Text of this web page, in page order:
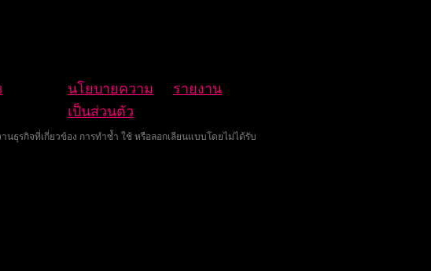
นโยบายความ
เป็นส่วนตัว
รายงาน
รกิจที่เกี่ยวข้อง การทำซ้ำ ใช้ หรือลอกเลียนแบบโดยไม่ได้รับ